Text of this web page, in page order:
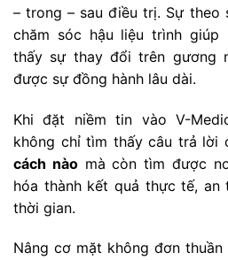
– trong – sau điều trị. Sự theo
chăm sóc hậu liệu trình giúp
thấy sự thay đổi trên gương
được sự đồng hành lâu dài.
Khi đặt niềm tin vào V-
không chỉ tìm thấy câu trả lời
cách nàomà còn tìm được
hóa thành kết quả thực tế, an
thời gian.
Nâng cơ mặt không đơn